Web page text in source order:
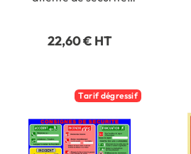
22,60 € HT
Tarif dégressif